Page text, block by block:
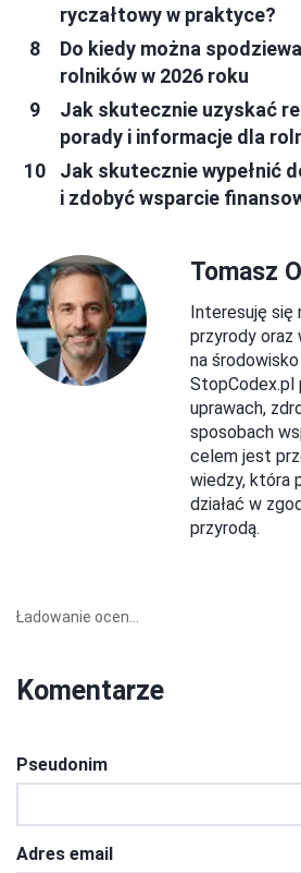
ryczałtowy w praktyce?
Do kiedy można
rolników w 2026 roku
Jak skutecznie uzyskać
porady i informacje dla
Jak skutecznie wypełnić
i zdobyć wsparcie
Tomasz
Interesuję się
przyrody oraz
na
StopCodex.pl
uprawach,
sposobach
celem jest
wiedzy, która
działać w
przyrodą.
Ładowanie ocen...
Komentarze
Pseudonim
Adres email